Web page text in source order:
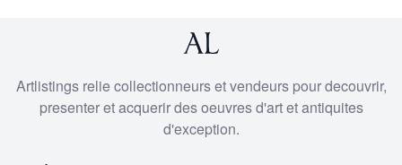
Artlistings relie collectionneurs et vendeurs pour decouvrir,
presenter et acquerir des oeuvres d'art et antiquites
d'exception.